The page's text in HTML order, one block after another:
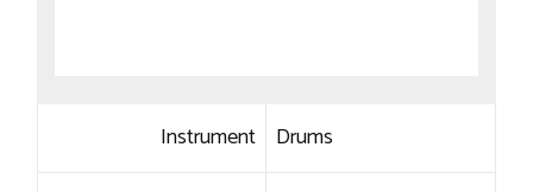
Instrument Drums